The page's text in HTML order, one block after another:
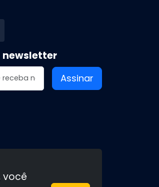
newsletter
Assinar
você